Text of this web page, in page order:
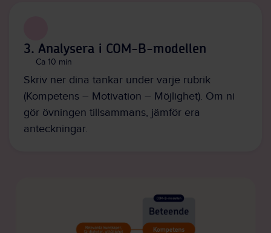
3. Analysera i COM-B-modellen
Ca 10 min
Skriv ner dina tankar under varje rubrik
(Kompetens – Motivation – Möjlighet). Om ni
gör övningen tillsammans, jämför era
anteckningar.